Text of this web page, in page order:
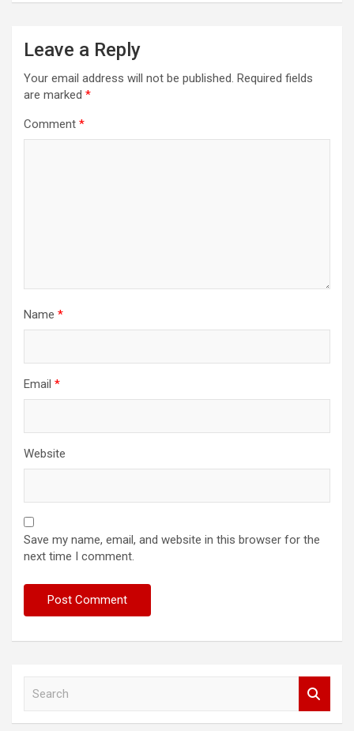
Leave a Reply
Your email address will not be published. Required fields
are marked *
Comment *
Name *
Email *
Website
Save my name, email, and website in this browser for the
next time I comment.